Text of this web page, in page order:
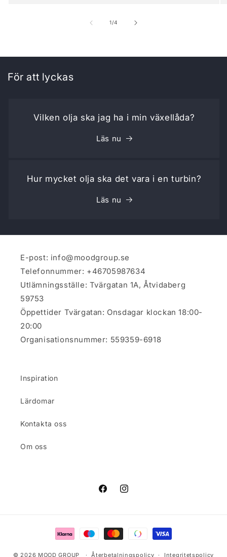
1/av
4
För att lyckas
Vilken olja ska jag ha i min växellåda?
Läs nu
Hur mycket olja ska det vara i en turbin?
Läs nu
E-post: info@moodgroup.se
Telefonnummer: +46705987634
Utlämningsställe: Tvärgatan 1A, Åtvidaberg
59753
Öppettider Tvärgatan: Onsdagar klockan 18:00-
20:00
Organisationsnummer: 559359-6918
Inspiration
Lärdomar
Kontakta oss
Om oss
FacebookInstagram
Betalningsmetoder
© 2026 MOOD GROUP Återbetalningspolicy Integritetspolicy